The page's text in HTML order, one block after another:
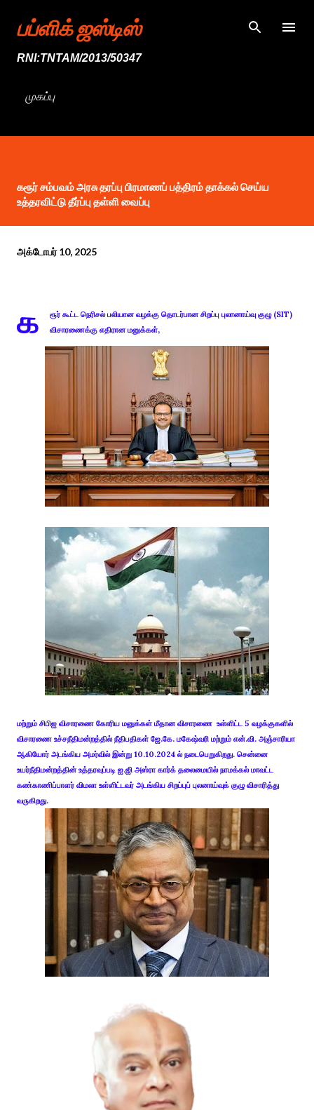
முதன்மை உள்ளடக்கத்திற்குச் செல்
பப்ளிக் ஜஸ்டிஸ்
RNI:TNTAM/2013/50347
முகப்பு
கரூர் சம்பவம் அரசு தரப்பு பிரமாணப் பத்திரம் தாக்கல் செய்ய
உத்தரவிட்டு தீர்ப்பு தள்ளி வைப்பு
அக்டோபர் 10, 2025
க
ரூர் கூட்ட நெரிசல் பலியான வழக்கு தொடர்பான சிறப்பு புலானாய்வு குழு (SIT)
விசாரணைக்கு எதிரான மனுக்கள்,
மற்றும் சிபிஐ விசாரணை கோரிய மனுக்கள் மீதான விசாரணை உள்ளிட்ட 5 வழக்குகளில்
விசாரணை உச்சநீதிமன்றத்தில் நீதிபதிகள் ஜே.கே. மகேஷ்வரி மற்றும் என்.வி. அஞ்சாரியா
ஆகியோர் அடங்கிய அமர்வில் இன்று 10.10.2024 ல் நடைபெறுகிறது. சென்னை
உயர்நீதிமன்றத்தின் உத்தரவுப்படி ஐ.ஜி அஸ்ரா கார்க் தலைமையில் நாமக்கல் மாவட்ட
கண்காணிப்பாளர் விமலா உள்ளிட்டவர் அடங்கிய சிறப்புப் புலனாய்வுக் குழு விசாரித்து
வருகிறது.